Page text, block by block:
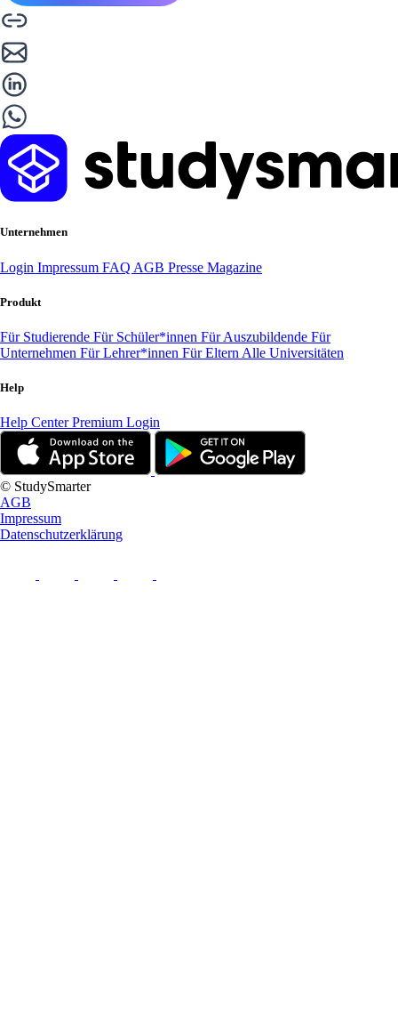
Unternehmen
Login Impressum FAQ AGB Presse Magazine
Produkt
Für Studierende Für Schüler*innen Für Auszubildende Für
Unternehmen Für Lehrer*innen Für Eltern Alle Universitäten
Help
Help CenterPremium Login
© StudySmarter
AGB
Impressum
Datenschutzerklärung